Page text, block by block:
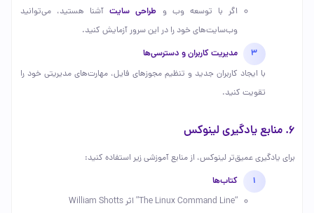
اگر با توسعه وب و طراحی سایتآشنا هستید، می‌توانید
وب‌سایت‌های خود را در این سرور آزمایش کنید.
مدیریت کاربران و دسترسی‌ها
با ایجاد کاربران جدید و تنظیم مجوزهای فایل، مهارت‌های مدیریتی خود را
تقویت کنید.
6. منابع یادگیری لینوکس
برای یادگیری عمیق‌تر لینوکس، از منابع آموزشی زیر استفاده کنید:
کتاب‌ها
“The Linux Command Line” اثر William Shotts